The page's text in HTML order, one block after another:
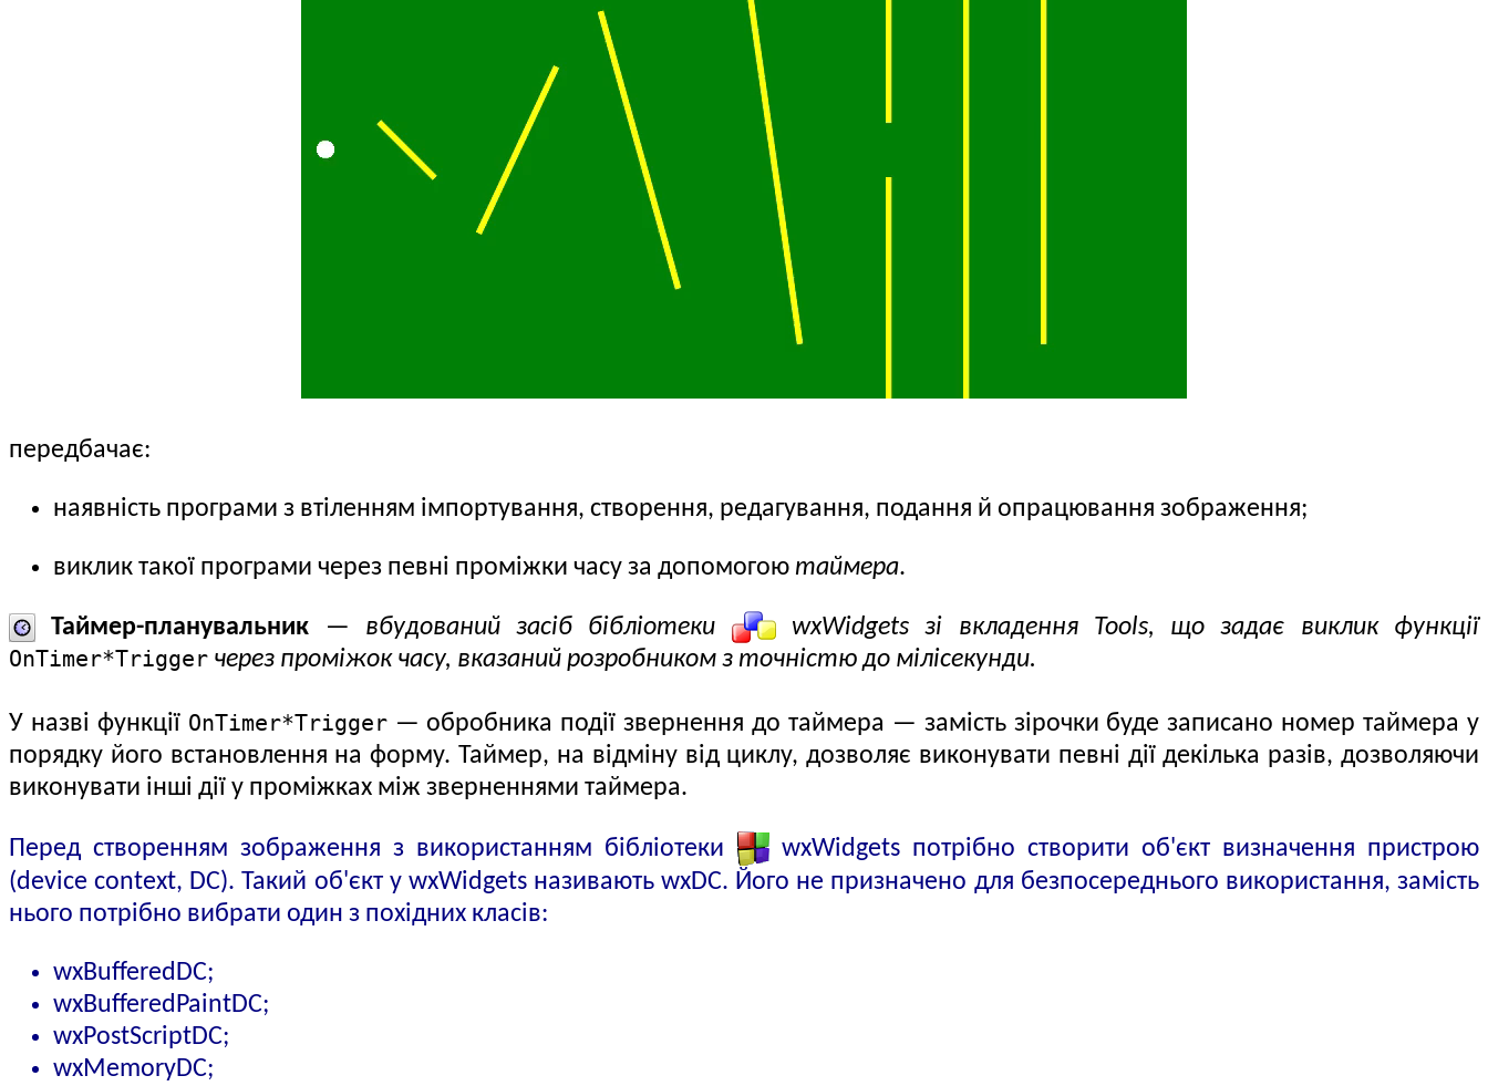
передбачає:
наявність програми з втіленням імпортування, створення, редагування, подання й опрацювання зображення;
виклик такої програми через певні проміжки часу за допомогою таймера.
Таймер-планувальник — вбудований засіб бібліотеки
wxWidgets зі вкладення Tools, що задає виклик функції
OnTimer*Trigger через проміжок часу, вказаний розробником з точністю до мілісекунди.
У назві функції OnTimer*Trigger— обробника події звернення до таймера — замість зірочки буде записано номер таймера у
порядку його встановлення на форму. Таймер, на відміну від циклу, дозволяє виконувати певні дії декілька разів, дозволяючи
виконувати інші дії у проміжках між зверненнями таймера.
Перед створенням зображення з використанням бібліотеки
wxWidgets потрібно створити об'єкт визначення пристрою
(device context, DC). Такий об'єкт у wxWidgets називають wxDC. Його не призначено для безпосереднього використання, замість
нього потрібно вибрати один з похідних класів:
wxBufferedDC;
wxBufferedPaintDC;
wxPostScriptDC;
wxMemoryDC;